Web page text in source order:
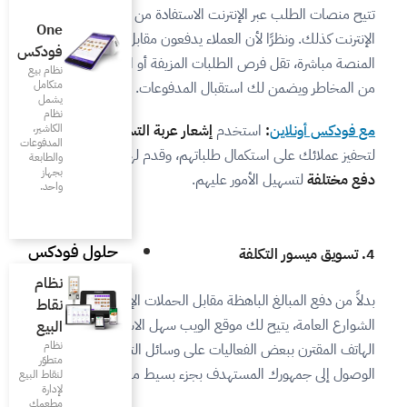
One
فودكس
نظام بيع
متكامل
الكاشير،
والطابعة
بجهاز
واحد.
حلول فودكس
نقاط
البيع
نظام
متطوّر
لنقاط البيع
من خدمات الدفع عبر
يدفعون مقابل طلباتهم على
أو المتروكة، مما يقلل
عربة التسوق المتروكة
وقدم لهم أيضاًخيارات
الحملات الإعلانية واللوحات في
سهل الاستخدام أو تطبيق
وسائل التواصل الاجتماعي
بسيط من التكلفة.